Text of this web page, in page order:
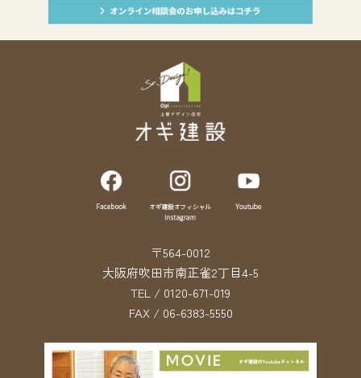
〒564-0012
大阪府吹田市南正雀2丁目4-5
TEL / 0120-671-019
FAX / 06-6383-5550